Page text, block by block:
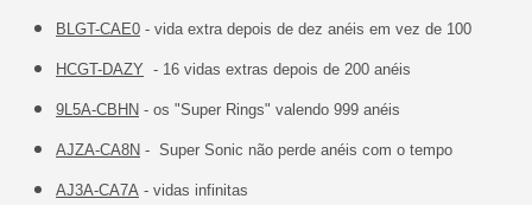
BLGT-CAE0- vida extra depois de dez anéis em vez de 100
HCGT-DAZY - 16 vidas extras depois de 200 anéis
9L5A-CBHN - os "Super Rings" valendo 999 anéis
AJZA-CA8N - Super Sonic não perde anéis com o tempo
AJ3A-CA7A- vidas infinitas